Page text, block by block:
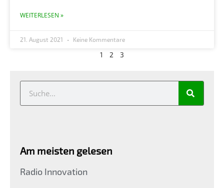
WEITERLESEN »
21. August 2021 Keine Kommentare
1 2 3
Am meisten gelesen
Radio Innovation